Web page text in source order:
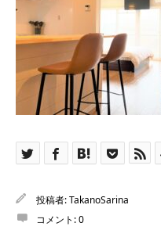
投稿者:TakanoSarina
コメント:0